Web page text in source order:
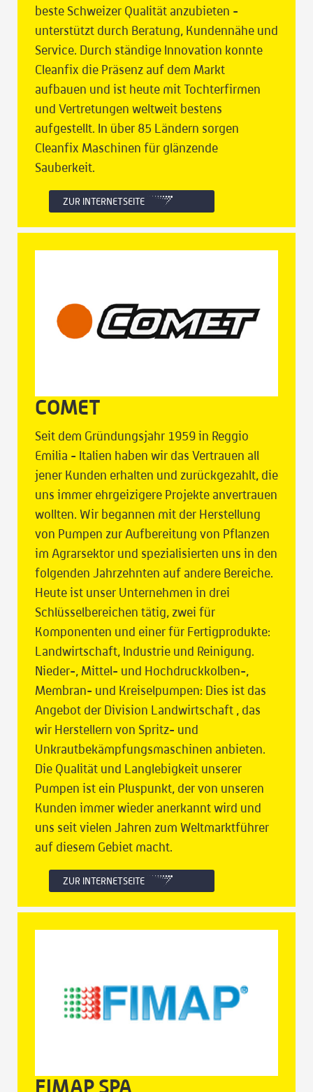
beste Schweizer Qualität anzubieten -
unterstützt durch Beratung, Kundennähe und
Service. Durch ständige Innovation konnte
Cleanfix die Präsenz auf dem Markt
aufbauen und ist heute mit Tochterfirmen
und Vertretungen weltweit bestens
aufgestellt. In über 85 Ländern sorgen
Cleanfix Maschinen für glänzende
Sauberkeit.
ZUR INTERNETSEITE
COMET
Seit dem Gründungsjahr 1959 in Reggio
Emilia - Italien haben wir das Vertrauen all
jener Kunden erhalten und zurückgezahlt, die
uns immer ehrgeizigere Projekte anvertrauen
wollten. Wir begannen mit der Herstellung
von Pumpen zur Aufbereitung von Pflanzen
im Agrarsektor und spezialisierten uns in den
folgenden Jahrzehnten auf andere Bereiche.
Heute ist unser Unternehmen in drei
Schlüsselbereichen tätig, zwei für
Komponenten und einer für Fertigprodukte:
Landwirtschaft, Industrie und Reinigung.
Nieder-, Mittel- und Hochdruckkolben-,
Membran- und Kreiselpumpen: Dies ist das
Angebot der Division Landwirtschaft , das
wir Herstellern von Spritz- und
Unkrautbekämpfungsmaschinen anbieten.
Die Qualität und Langlebigkeit unserer
Pumpen ist ein Pluspunkt, der von unseren
Kunden immer wieder anerkannt wird und
uns seit vielen Jahren zum Weltmarktführer
auf diesem Gebiet macht.
ZUR INTERNETSEITE
FIMAP SPA